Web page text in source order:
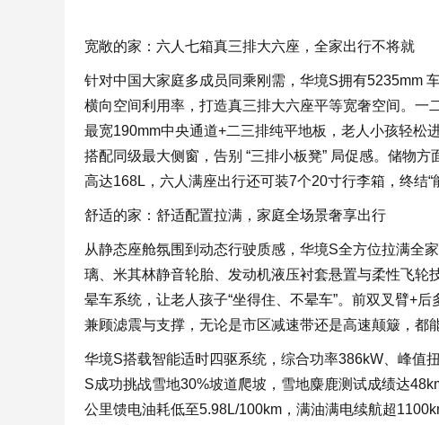
宽敞的家：六人七箱真三排大六座，全家出行不将就
针对中国大家庭多成员同乘刚需，华境S拥有5235mm
横向空间利用率，打造真三排大六座平等宽奢空间。
最宽190mm中央通道+二三排纯平地板，老人小孩轻松
搭配同级最大侧窗，告别 “三排小板凳” 局促感。储物
高达168L，六人满座出行还可装7个20寸行李箱，终结“
舒适的家：舒适配置拉满，家庭全场景奢享出行
从静态座舱氛围到动态行驶质感，华境S全方位拉满全
璃、米其林静音轮胎、发动机液压衬套悬置与柔性飞
晕车系统，让老人孩子“坐得住、不晕车”。前双叉臂+
兼顾滤震与支撑，无论是市区减速带还是高速颠簸，都
华境S搭载智能适时四驱系统，综合功率386kW、峰值
S成功挑战雪地30%坡道爬坡，雪地麋鹿测试成绩达
公里馈电油耗低至5.98L/100km，满油满电续航超